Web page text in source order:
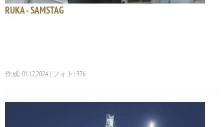
RUKA - SAMSTAG
作成: 01.12.2024 | フォト: 376